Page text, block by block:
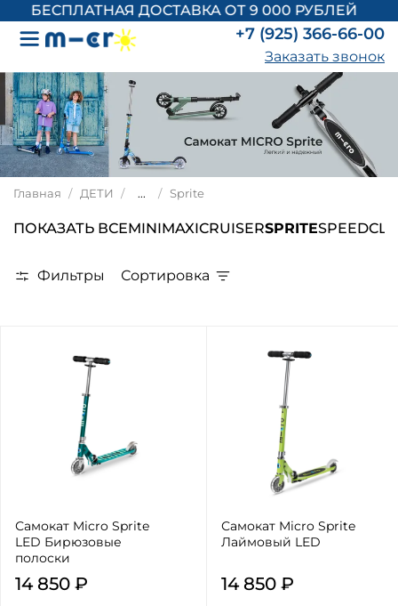
БЕСПЛАТНАЯ ДОСТАВКА ОТ 9 000 РУБЛЕЙ
+7 (925) 366-66-00
Заказать звонок
Главная ДЕТИ ... Sprite
ПОКАЗАТЬ ВСЕMINIMAXICRUISERSPRITESPEED
Фильтры Сортировка
Самокат Micro Sprite
LED Бирюзовые
полоски
14 850 ₽
Самокат Micro Sprite
Лаймовый LED
14 850 ₽